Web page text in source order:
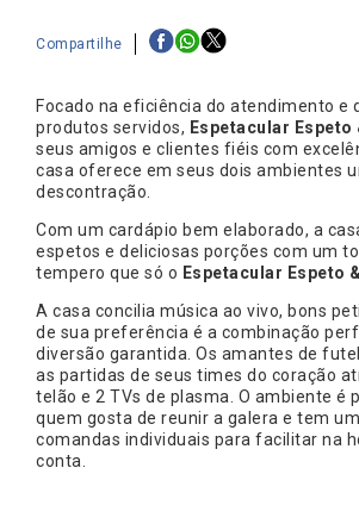
Compartilhe
Focado na eficiência do atendimento e
produtos servidos, Espetacular Espeto
seus amigos e clientes fiéis com
casa oferece em seus dois ambientes
descontração.
Com um cardápio bem elaborado, a
espetos e deliciosas porções com um
tempero que só o Espetacular Espeto
A casa concilia música ao vivo, bons
de sua preferência é a combinação
diversão garantida. Os amantes de
as partidas de seus times do coração
telão e 2 TVs de plasma. O ambiente é
quem gosta de reunir a galera e tem
comandas individuais para facilitar na
conta.